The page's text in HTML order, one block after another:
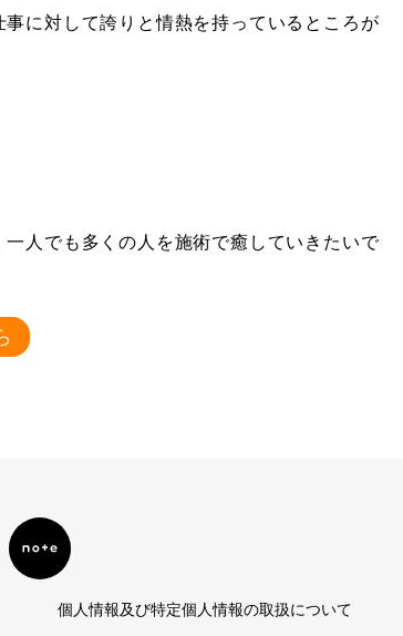
に対して誇りと情熱を持っているところが
人でも多くの人を施術で癒していきたいで
個人情報及び特定個人情報の取扱について